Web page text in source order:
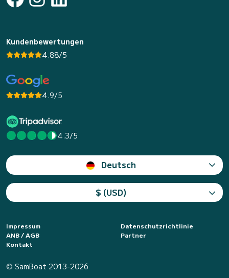
Kundenbewertungen
4.88/5
4.9/5
4.3/5
Deutsch
$ (USD)
Impressum
Datenschutzrichtlinie
ANB / AGB
Partner
Kontakt
© SamBoat 2013-2026